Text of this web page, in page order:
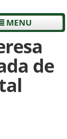
MENU
de